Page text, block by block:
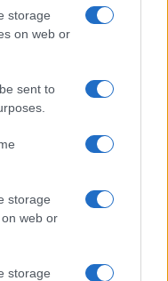
storage
on web or
sent to
storage
web or
storage